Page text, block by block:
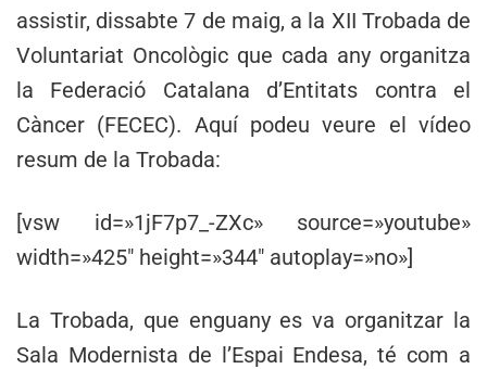
assistir, dissabte 7 de maig, a la XII Trobada de
Voluntariat Oncològic que cada any organitza
la Federació Catalana d’Entitats contra el
Càncer (FECEC). Aquí podeu veure el vídeo
resum de la Trobada:
[vsw id=»1jF7p7_-ZXc» source=»youtube»
width=»425″ height=»344″ autoplay=»no»]
La Trobada, que enguany es va organitzar la
Sala Modernista de l’Espai Endesa, té com a